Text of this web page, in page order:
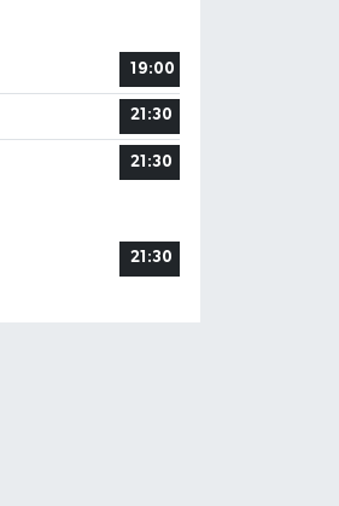
19:00
21:30
21:30
21:30